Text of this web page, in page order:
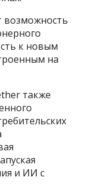
возможность
к новым
на
также
и ИИ с